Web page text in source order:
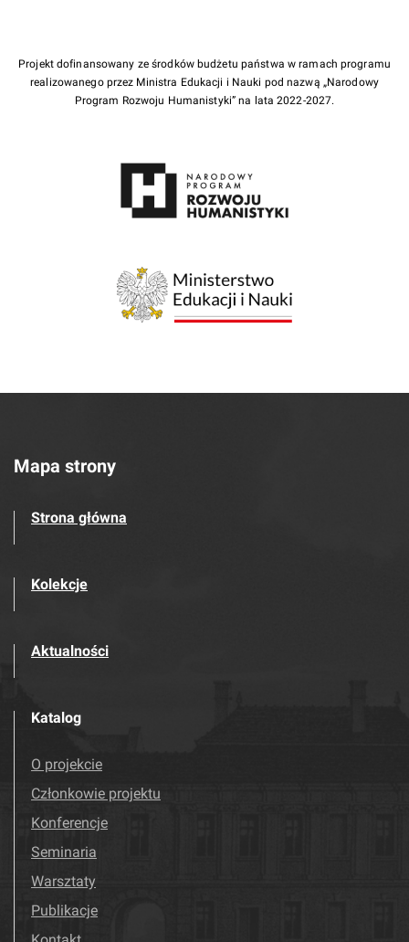
Projekt dofinansowany ze środków budżetu państwa w ramach programu
realizowanego przez Ministra Edukacji i Nauki pod nazwą „Narodowy
Program Rozwoju Humanistyki” na lata 2022-2027.
Mapa strony
Strona główna
Kolekcje
Aktualności
Katalog
O projekcie
Członkowie projektu
Konferencje
Seminaria
Warsztaty
Publikacje